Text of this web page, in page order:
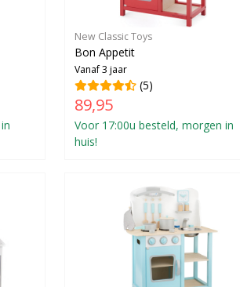
New Classic Toys
Bon Appetit
Vanaf 3 jaar
(5)
89,95
Voor 17:00u besteld, morgen in
huis!